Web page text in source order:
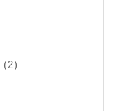
(2)